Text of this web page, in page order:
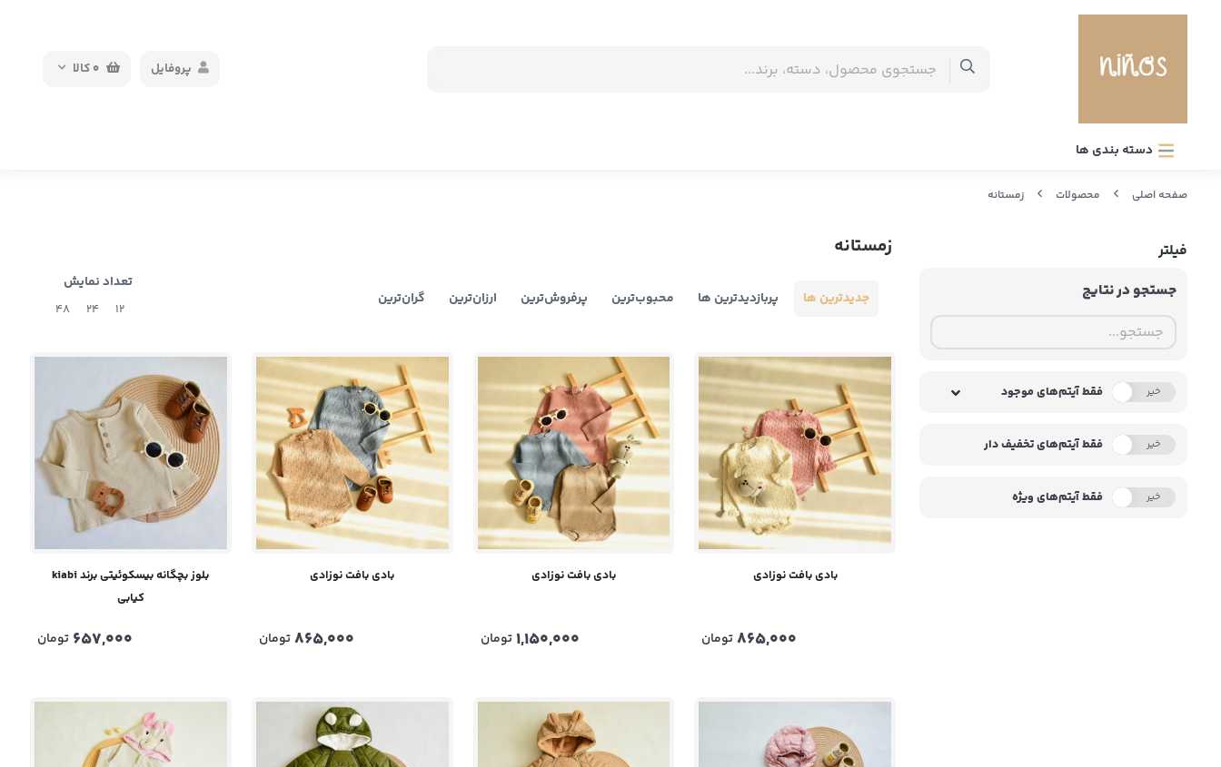
0کالا پروفایل
دسته بندی ها
صفحه اصلی محصولات زمستانه
فیلتر
جستجو در نتایج
بله خیر فقط آیتم‌های موجود
بله خیر فقط آیتم‌های تخفیف دار
بله خیر فقط آیتم‌های ویژه
زمستانه
جدیدترین ها پربازدیدترین ها محبوب‌‌ترین پرفروش‌ترین ارزان‌ترین گران‌ترین
تعداد نمایش
12
24
48
بادی بافت نوزادی
865,000تومان
بادی بافت نوزادی
1,150,000 تومان
بادی بافت نوزادی
865,000تومان
بلوز بچگانه بيسکوئيتی برند kiabi
کیابی
657,000 تومان